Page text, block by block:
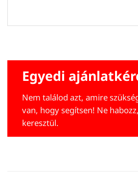
Egyedi
Nem találod azt, amire
van, hogy segítsen! Ne
keresztül.